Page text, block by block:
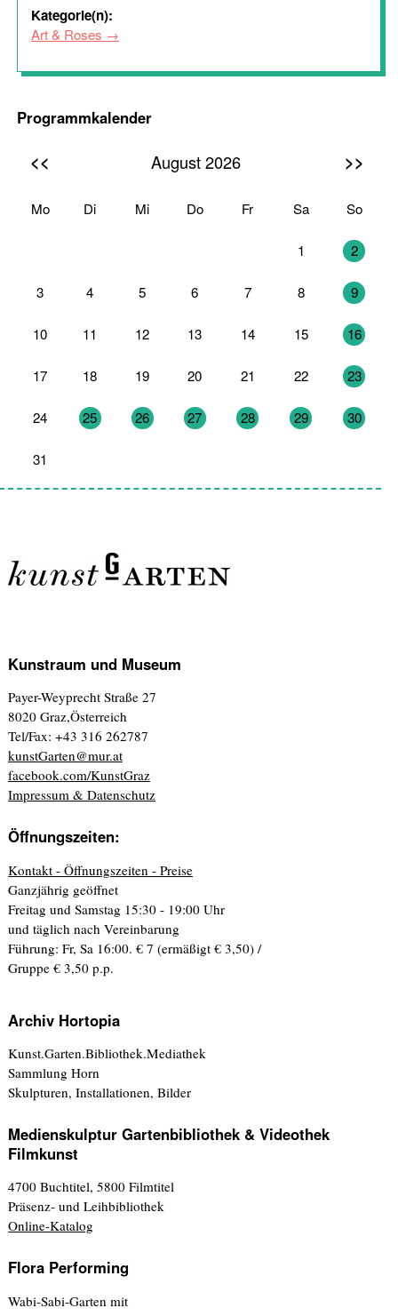
Kategorie(n):
Art & Roses
Programmkalender
<< August 2026 >>
Mo Di Mi Do Fr Sa So
1 2
3 4 5 6 7 8 9
10 11 12 13 14 15 16
17 18 19 20 21 22 23
24 25 26 27 28 29 30
31
Kunstraum und Museum
Payer-Weyprecht Straße 27
8020 Graz,Österreich
Tel/Fax: +43 316 262787
kunstGarten@mur.at
facebook.com/KunstGraz
Impressum & Datenschutz
Öffnungszeiten:
Kontakt - Öffnungszeiten - Preise
Ganzjährig geöffnet
Freitag und Samstag 15:30 - 19:00 Uhr
und täglich nach Vereinbarung
Führung: Fr, Sa 16:00. € 7 (ermäßigt € 3,50) /
Gruppe € 3,50 p.p.
Archiv Hortopia
Kunst.Garten.Bibliothek.Mediathek
Sammlung Horn
Skulpturen, Installationen, Bilder
Medienskulptur Gartenbibliothek & Videothek
Filmkunst
4700 Buchtitel, 5800 Filmtitel
Präsenz- und Leihbibliothek
Online-Katalog
Flora Performing
Wabi-Sabi-Garten mit